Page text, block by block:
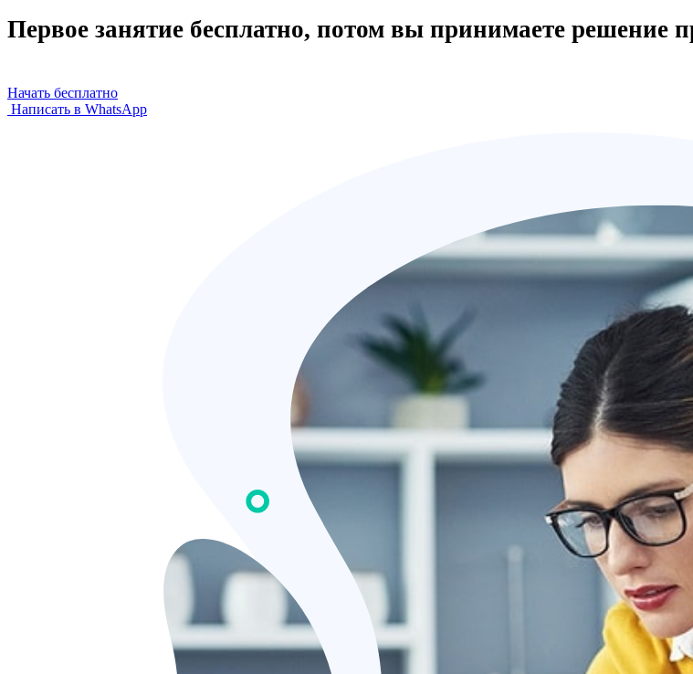
Первое занятие бесплатно, потом вы принимаете решение
Начать бесплатно
Написать в WhatsApp